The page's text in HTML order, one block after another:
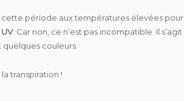
période aux températures élevées pour
. Car non, ce n’est pas incompatible. Il
couleurs.
transpiration !